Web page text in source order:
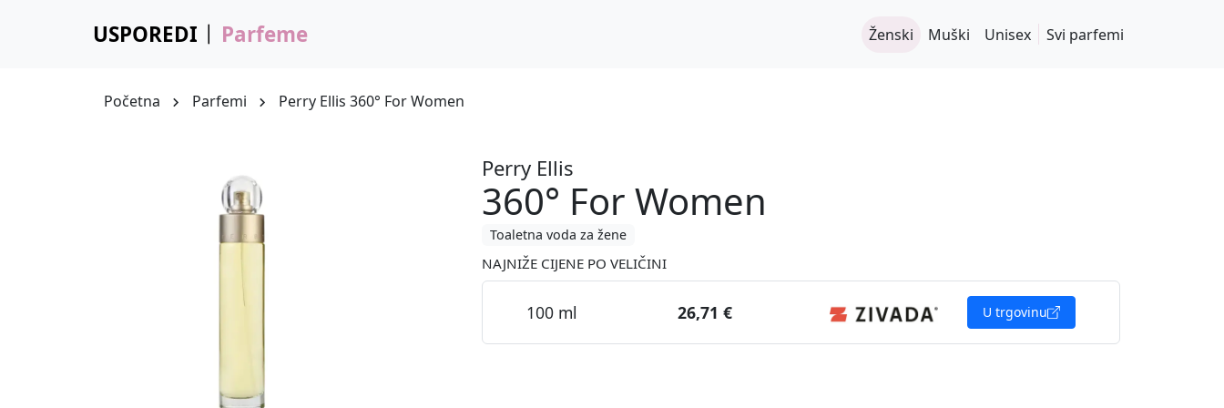
USPOREDI Parfeme Ženski Muški Unisex Svi parfemi
Početna Parfemi Perry Ellis 360° For Women
Perry Ellis
360° For Women
Toaletna voda za žene
NAJNIŽE CIJENE PO VELIČINI
100 ml 26,71 € U trgovinu